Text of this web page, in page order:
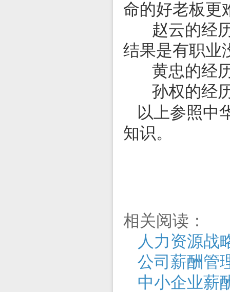
命的好老板更
赵云的经历
结果是有职业
黄忠的经历
孙权的经历
以上参照中
知识。
相关阅读：
人力资源战
公司薪酬管
中小企业薪